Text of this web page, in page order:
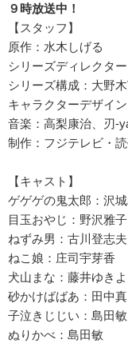
９時放送中！
【スタッフ】
原作：水木しげる
シリーズディレクタ
シリーズ構成：大野
キャラクターデザイ
音楽：高梨康治、刃-
制作：フジテレビ・
【キャスト】
ゲゲゲの鬼太郎：沢
目玉おやじ：野沢雅子
ねずみ男：古川登志夫
ねこ娘：庄司宇芽香
犬山まな：藤井ゆきよ
砂かけばばあ：田中真
子泣きじじい：島田敏
ぬりかべ：島田敏